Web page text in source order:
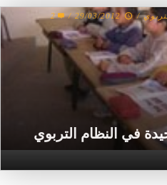
في النظام التربوي
/
29/03/2012
/
2